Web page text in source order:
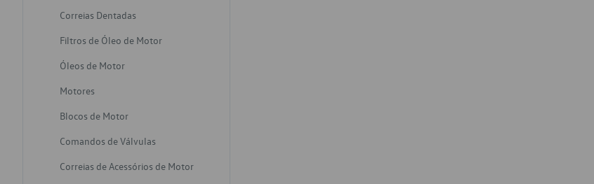
Correias Dentadas
Filtros de Óleo de Motor
Óleos de Motor
Motores
Blocos de Motor
Comandos de Válvulas
Correias de Acessórios de Motor